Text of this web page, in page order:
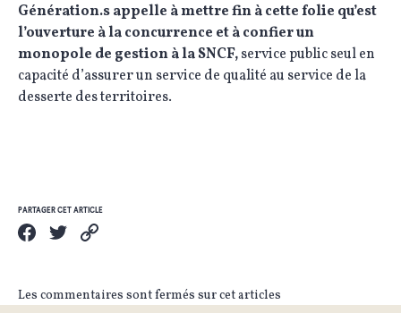
Génération.s appelle à mettre fin à cette folie qu’est
l’ouverture à la concurrence et à confier un
monopole de gestion à la SNCF,service public seul en
capacité d’assurer un service de qualité au service de la
desserte des territoires.
PARTAGER CET ARTICLE
Les commentaires sont fermés sur cet articles